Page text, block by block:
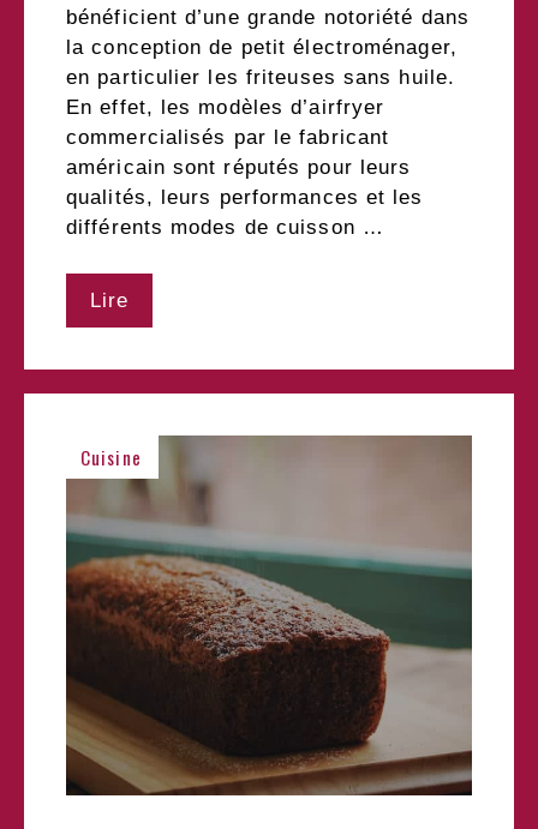
bénéficient d’une grande notoriété dans
la conception de petit électroménager,
en particulier les friteuses sans huile.
En effet, les modèles d’airfryer
commercialisés par le fabricant
américain sont réputés pour leurs
qualités, leurs performances et les
différents modes de cuisson …
Lire
Cuisine